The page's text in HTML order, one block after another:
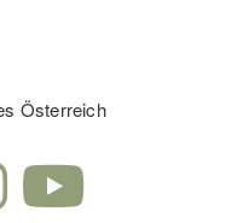
Österreich